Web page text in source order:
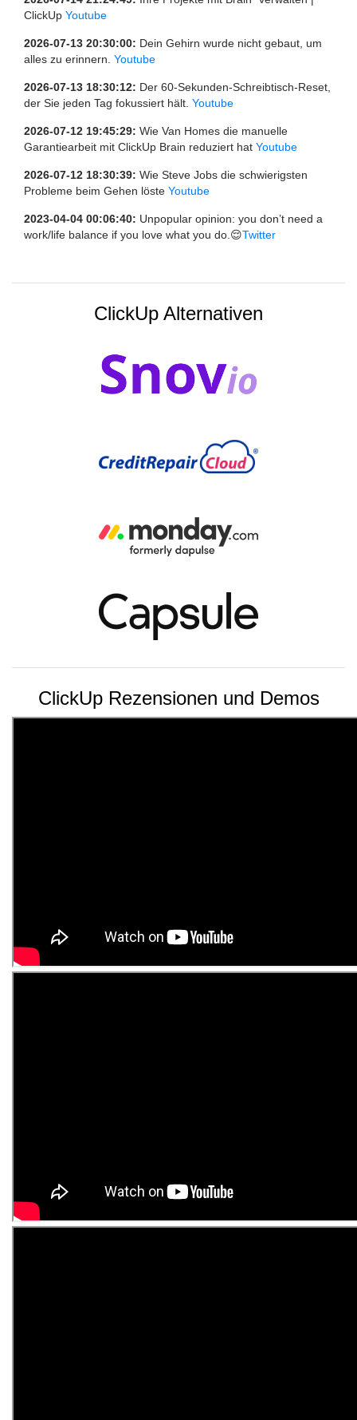
ClickUp Youtube
2026-07-13 20:30:00: Dein Gehirn wurde nicht gebaut, um
alles zu erinnern. Youtube
2026-07-13 18:30:12: Der 60-Sekunden-Schreibtisch-Reset,
der Sie jeden Tag fokussiert hält. Youtube
2026-07-12 19:45:29: Wie Van Homes die manuelle
Garantiearbeit mit ClickUp Brain reduziert hat Youtube
2026-07-12 18:30:39: Wie Steve Jobs die schwierigsten
Probleme beim Gehen löste Youtube
2023-04-04 00:06:40: Unpopular opinion: you don’t need a
work/life balance if you love what you do.😌Twitter
ClickUp Alternativen
ClickUp Rezensionen und Demos